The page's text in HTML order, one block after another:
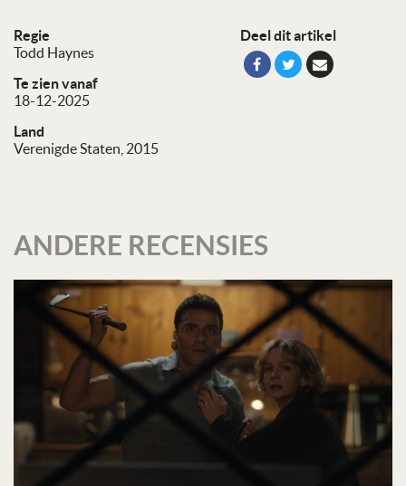
Regie
Todd Haynes
Te zien vanaf
18-12-2025
Land
Verenigde Staten, 2015
Deel dit artikel
ANDERE RECENSIES